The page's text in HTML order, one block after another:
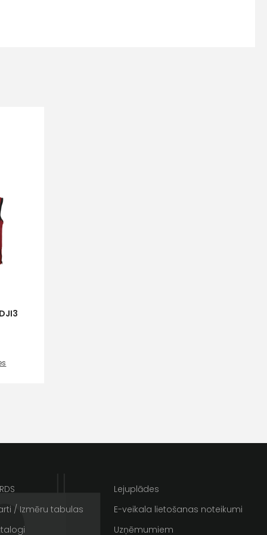
/ Izmēru tabulas
Lejuplādes
E-veikala lietošanas noteikumi
Uzņēmumiem